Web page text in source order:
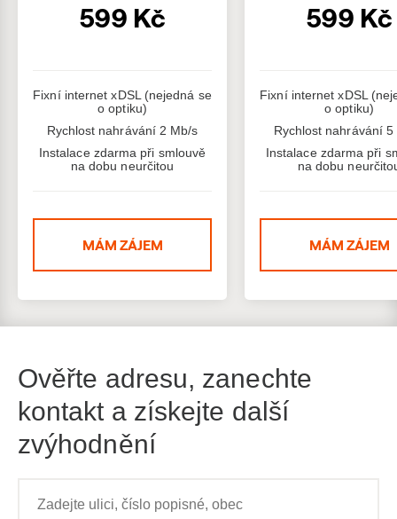
599 Kč
Fixní internet xDSL (nejedná se
o optiku)
Rychlost nahrávání 2 Mb/s
Instalace zdarma při smlouvě
na dobu neurčitou
MÁM ZÁJEM
599 Kč
Fixní internet xDSL
o optiku)
Rychlost nahrávání 5
Instalace zdarma při
na dobu
MÁM ZÁJEM
Ověřte adresu, zanechte
kontakt a získejte další
zvýhodnění